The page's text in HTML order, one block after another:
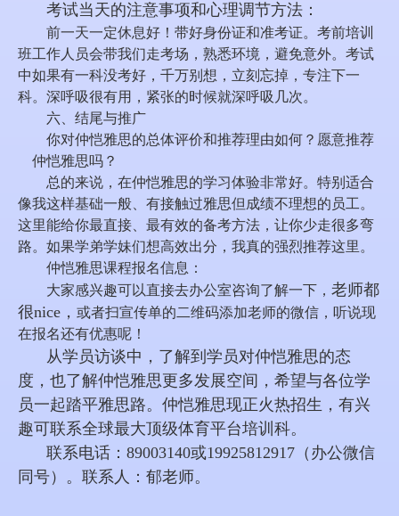
考试当天的注意事项和心理调节方法：
前一天一定休息好！带好身份证和准考证。考前培训
班工作人员会带我们走考场，熟悉环境，避免意外。考试
中如果有一科没考好，千万别想，立刻忘掉，专注下一
科。深呼吸很有用，紧张的时候就深呼吸几次。
六、结尾与推广
你对仲恺雅思的总体评价和推荐理由如何？愿意推荐
仲恺雅思吗？
总的来说，在仲恺雅思的学习体验非常好。特别适合
像我这样基础一般、有接触过雅思但成绩不理想的员工。
这里能给你最直接、最有效的备考方法，让你少走很多弯
路。如果学弟学妹们想高效出分，我真的强烈推荐这里。
仲恺雅思课程报名信息：
大家感兴趣可以直接去办公室咨询了解一下， 老师都
很nice， 或者扫宣传单的二维码添加老师的微信，听说现
在报名还有优惠呢！
从学员访谈中，了解到学员对仲恺雅思的态
度，也了解仲恺雅思更多发展空间，希望与各位学
员一起踏平雅思路。仲恺雅思现正火热招生，有兴
趣可联系全球最大顶级体育平台培训科。
联系电话：89003140或19925812917（办公微信
同号）。联系人：郁老师。